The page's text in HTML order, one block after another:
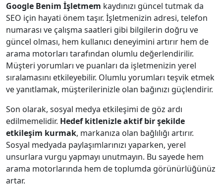
Google Benim İşletmem kaydınızı güncel tutmak da
SEO için hayati önem taşır. İşletmenizin adresi, telefon
numarası ve çalışma saatleri gibi bilgilerin doğru ve
güncel olması, hem kullanıcı deneyimini artırır hem de
arama motorları tarafından olumlu değerlendirilir.
Müşteri yorumları ve puanları da işletmenizin yerel
sıralamasını etkileyebilir. Olumlu yorumları teşvik etmek
ve yanıtlamak, müşterilerinizle olan bağınızı güçlendirir.
Son olarak, sosyal medya etkileşimi de göz ardı
edilmemelidir. Hedef kitlenizle aktif bir şekilde
etkileşim kurmak, markanıza olan bağlılığı artırır.
Sosyal medyada paylaşımlarınızı yaparken, yerel
unsurlara vurgu yapmayı unutmayın. Bu sayede hem
arama motorlarında hem de toplumda görünürlüğünüz
artar.